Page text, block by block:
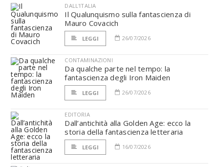
DALL'ITALIA
Il Qualunquismo sulla fantascienza di
Mauro Covacich
LEGGI 26/07/2026
CONTAMINAZIONI
Da qualche parte nel tempo: la
fantascienza degli Iron Maiden
LEGGI 26/07/2026
EDITORIA
Dall’antichità alla Golden Age: ecco la
storia della fantascienza letteraria
LEGGI 16/07/2026